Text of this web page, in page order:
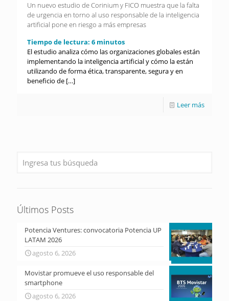
Un nuevo estudio de Corinium y FICO muestra que la falta
de urgencia en torno al uso responsable de la inteligencia
artificial pone en riesgo a más empresas
Tiempo de lectura: 6 minutos
El estudio analiza cómo las organizaciones globales están
implementando la inteligencia artificial y cómo la están
utilizando de forma ética, transparente, segura y en
beneficio de […]
Leer más
Últimos Posts
Potencia Ventures: convocatoria Potencia UP
LATAM 2026
agosto 6, 2026
Movistar promueve el uso responsable del
smartphone
agosto 6, 2026